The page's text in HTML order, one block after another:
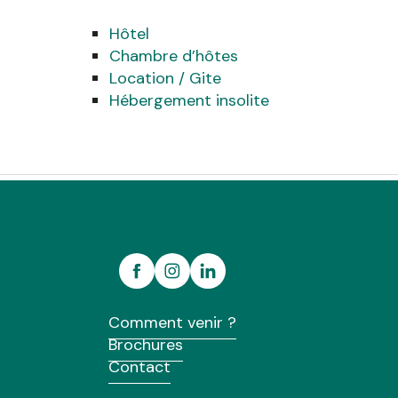
Hôtel
Chambre d’hôtes
Location / Gite
Hébergement insolite
Comment venir ?
Brochures
Contact